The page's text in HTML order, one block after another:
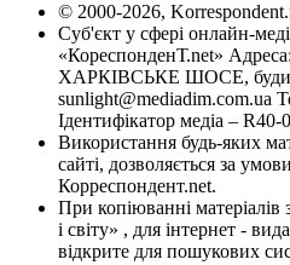
© 2000-2026,
Суб'єкт у сфері онлайн-
«КореспонденТ.net»
ХАРКІВСЬКЕ ШОСЕ,
sunlight@mediadim.com.ua
Ідентифікатор медіа – R40-
Використання будь-яких
сайті, дозволяється за
Корреспондент.net.
При копіюванні
і світу» , для інтернет -
відкрите для пошукових